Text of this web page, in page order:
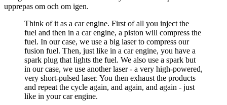
upprepas om och om igen.
Think of it as a car engine. First of all you inject the
fuel and then in a car engine, a piston will compress the
fuel. In our case, we use a big laser to compress our
fusion fuel. Then, just like in a car engine, you have a
spark plug that lights the fuel. We also use a spark but
in our case, we use another laser - a very high-powered,
very short-pulsed laser. You then exhaust the products
and repeat the cycle again, and again, and again - just
like in your car engine.